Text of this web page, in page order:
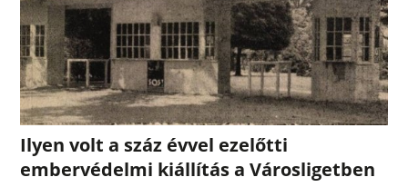
Ilyen volt a száz évvel ezelőtti
embervédelmi kiállítás a Városligetben